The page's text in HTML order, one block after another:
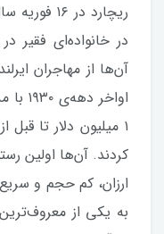
در خانواده‌ای فقیر
آن‌ها از مهاجران
کردند. آن‌ها اولین
ارزان، کم حجم و
به یکی از